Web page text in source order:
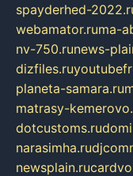
spayderhed-
webamator.ruma-
nv-750.runews-
dizfiles.ru
planeta-samara.ru
matrasy-
dotcustoms.ru
narasimha.ru
newsplain.ru